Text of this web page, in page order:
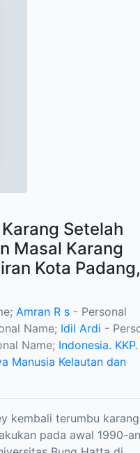
Setelah
Masal Karang
Kota Padang,
Amran R s - Personal
Name; Idil Ardi -
Name; Indonesia. KKP.
Manusia Kelautan dan
kembali terumbu karang
pada awal 1990-an